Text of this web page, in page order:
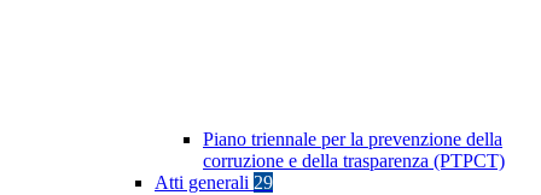
Piano triennale per la prevenzione della
corruzione e della trasparenza (PTPCT)
Atti generali 29